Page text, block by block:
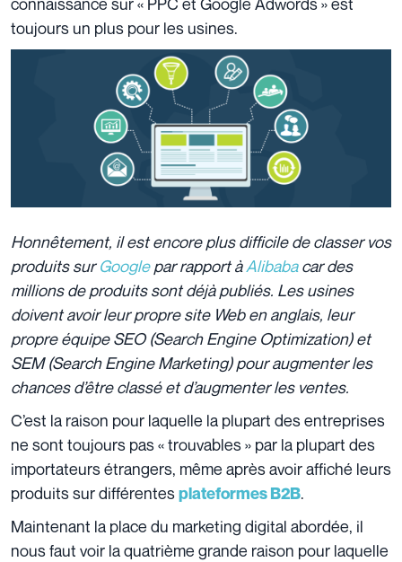
toujours un plus pour les usines.
Honnêtement, il est encore plus difficile de classer vos
produits surGooglepar rapport àAlibabacar des
millions de produits sont déjà publiés. Les usines
doivent avoir leur propre site Web en anglais, leur
propre équipe SEO (Search Engine Optimization) et
SEM (Search Engine Marketing) pour augmenter les
chances d’être classé et d’augmenter les ventes.
C’est la raison pour laquelle la plupart des entreprises
ne sont toujours pas « trouvables » par la plupart des
importateurs étrangers, même après avoir affiché leurs
produits sur différentesplateformes B2B.
Maintenant la place du marketing digital abordée, il
nous faut voir la quatrième grande raison pour laquelle